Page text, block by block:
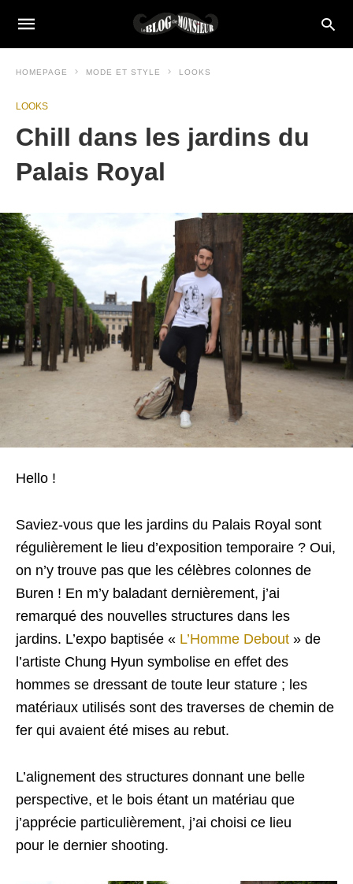
HOMEPAGE MODE ET STYLE LOOKS
LOOKS
Chill dans les jardins du
Palais Royal
Hello !
Saviez-vous que les jardins du Palais Royal sont
régulièrement le lieu d’exposition temporaire ? Oui,
on n’y trouve pas que les célèbres colonnes de
Buren ! En m’y baladant dernièrement, j’ai
remarqué des nouvelles structures dans les
jardins. L’expo baptisée « L’Homme Debout » de
l’artiste Chung Hyun symbolise en effet des
hommes se dressant de toute leur stature ; les
matériaux utilisés sont des traverses de chemin de
fer qui avaient été mises au rebut.
L’alignement des structures donnant une belle
perspective, et le bois étant un matériau que
j’apprécie particulièrement, j’ai choisi ce lieu
pour le dernier shooting.